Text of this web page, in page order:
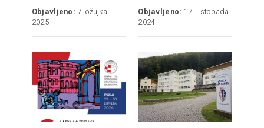
Objavljeno: 7. ožujka,
2025
Objavljeno: 17. listopada,
2024